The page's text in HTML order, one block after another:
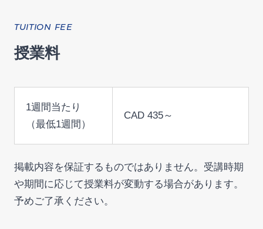
TUITION FEE
授業料
1週間当たり
（最低1週間）
CAD 435～
掲載内容を保証するものではありません。受講時期
や期間に応じて授業料が変動する場合があります。
予めご了承ください。